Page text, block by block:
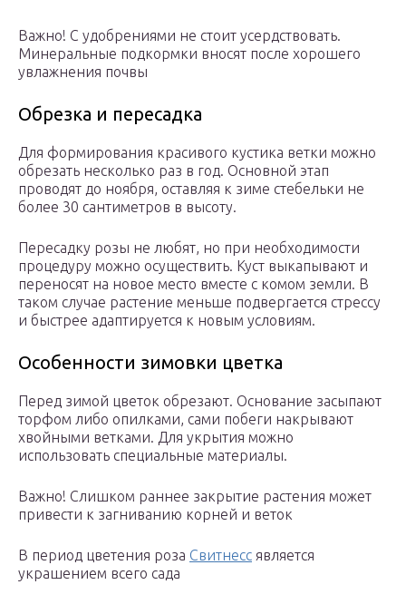
Важно! С удобрениями не стоит усердствовать.
Минеральные подкормки вносят после хорошего
увлажнения почвы
Обрезка и пересадка
Для формирования красивого кустика ветки можно
обрезать несколько раз в год. Основной этап
проводят до ноября, оставляя к зиме стебельки не
более 30 сантиметров в высоту.
Пересадку розы не любят, но при необходимости
процедуру можно осуществить. Куст выкапывают и
переносят на новое место вместе с комом земли. В
таком случае растение меньше подвергается стрессу
и быстрее адаптируется к новым условиям.
Особенности зимовки цветка
Перед зимой цветок обрезают. Основание засыпают
торфом либо опилками, сами побеги накрывают
хвойными ветками. Для укрытия можно
использовать специальные материалы.
Важно! Слишком раннее закрытие растения может
привести к загниванию корней и веток
В период цветения роза Свитнесс является
украшением всего сада